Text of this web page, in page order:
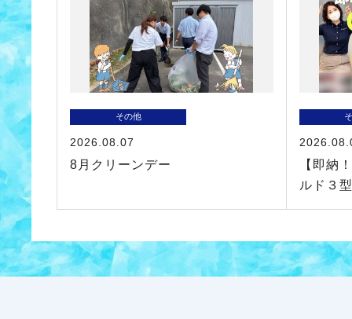
その他
2026.08.07
8月クリーンデー
【即納
ルド３